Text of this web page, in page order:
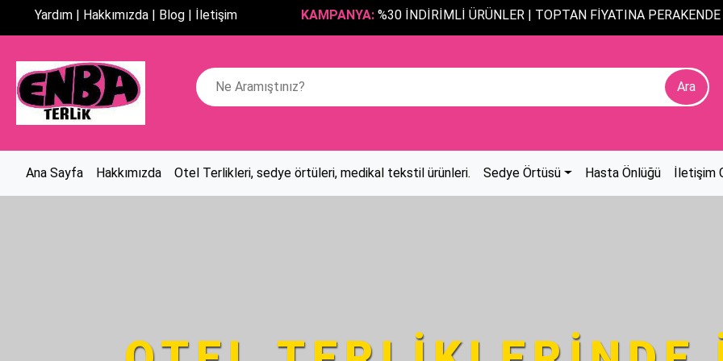
Yardım | Hakkımızda | Blog | İletişim
KAMPANYA: %30 İNDİRİMLİ ÜRÜNLER | TOPTAN FİYATINA PERAKENDE SATIŞ
Ana Sayfa Hakkımızda Otel Terlikleri, sedye örtüleri, medikal tekstil ürünleri. Sedye Örtüsü Hasta Önlüğü İletişim